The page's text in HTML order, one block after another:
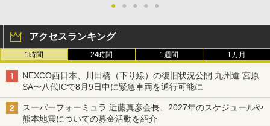
● ● ● ● ●
アクセスランキング
1時間 24時間 1週間 1カ月
NEXCO西日本、川田橋（下り線）の復旧状況公開 九州道 宮原
SA〜八代ICで8月9日中に緊急車両を通行可能に
スーパーフォーミュラ 近藤真彦会長、2027年のスケジュールや
熊本地震についての募金活動を紹介